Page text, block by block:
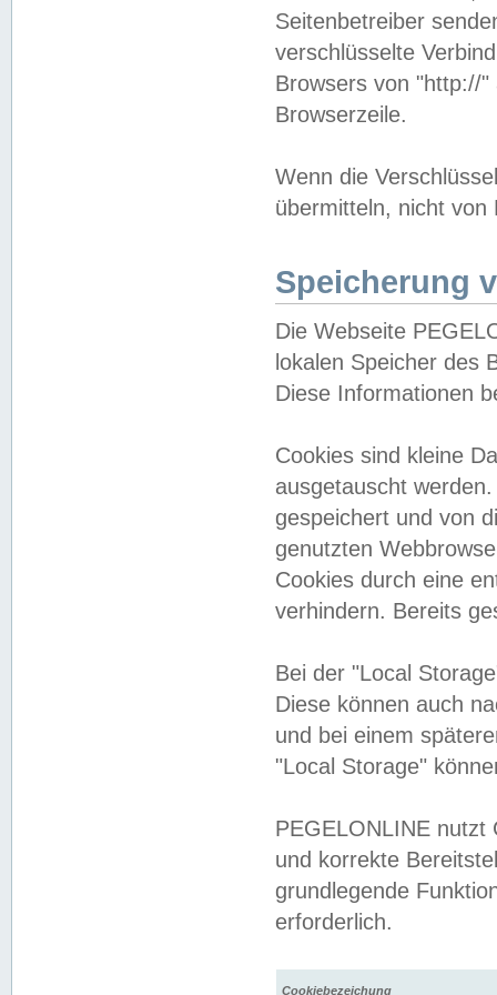
Seitenbetreiber
verschlüsselte
Browsers von "http://
Browserzeile.
Wenn die
übermitteln, nicht von
Speicherung
Die Webseite
lokalen Speicher des
Diese Informationen
Cookies sind kleine
ausgetauscht
gespeichert und von
genutzten
Cookies durch eine
verhindern. Bereits
Bei der "Local
Diese können auch
und bei einem
"Local Storage"
PEGELONLINE nutzt
und korrekte
grundlegende
erforderlich.
Cookiebezeichung